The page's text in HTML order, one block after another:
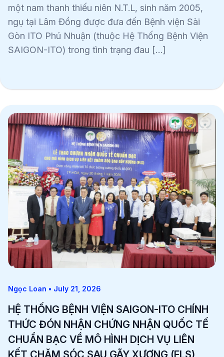
một nam thanh thiếu niên N.T.L, sinh năm 2005,
ngụ tại Lâm Đồng được đưa đến Bệnh viện Sài
Gòn ITO Phú Nhuận (thuộc Hệ Thống Bệnh Viện
SAIGON-ITO) trong tình trạng đau […]
Ngọc Loan • July 21, 2026
HỆ THỐNG BỆNH VIỆN SAIGON-ITO CHÍNH
THỨC ĐÓN NHẬN CHỨNG NHẬN QUỐC TẾ
CHUẨN BẠC VỀ MÔ HÌNH DỊCH VỤ LIÊN